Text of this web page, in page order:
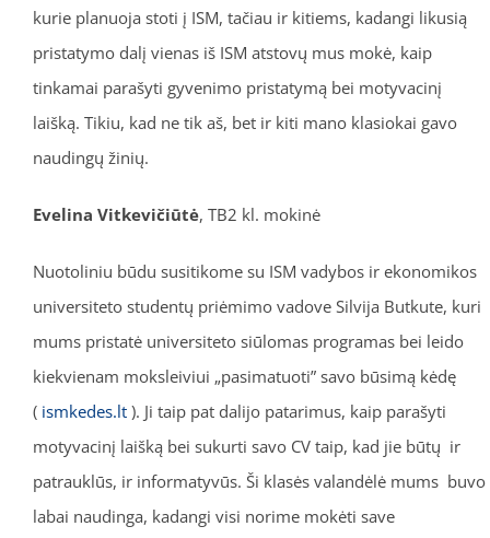
kurie planuoja stoti į ISM, tačiau ir kitiems, kadangi likusią
pristatymo dalį vienas iš ISM atstovų mus mokė, kaip
tinkamai parašyti gyvenimo pristatymą bei motyvacinį
laišką. Tikiu, kad ne tik aš, bet ir kiti mano klasiokai gavo
naudingų žinių.
Evelina Vitkevičiūtė, TB2 kl. mokinė
Nuotoliniu būdu susitikome su ISM vadybos ir ekonomikos
universiteto studentų priėmimo vadove Silvija Butkute, kuri
mums pristatė universiteto siūlomas programas bei leido
kiekvienam moksleiviui „pasimatuoti” savo būsimą kėdę
( ismkedes.lt). Ji taip pat dalijo patarimus, kaip parašyti
motyvacinį laišką bei sukurti savo CV taip, kad jie būtų ir
patrauklūs, ir informatyvūs. Ši klasės valandėlė mums buvo
labai naudinga, kadangi visi norime mokėti save